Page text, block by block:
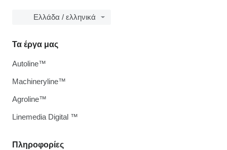
Ελλάδα / ελληνικά
Πληροφορίες
Τα έργα μας
Autoline™
Machineryline™
Agroline™
Linemedia Digital ™